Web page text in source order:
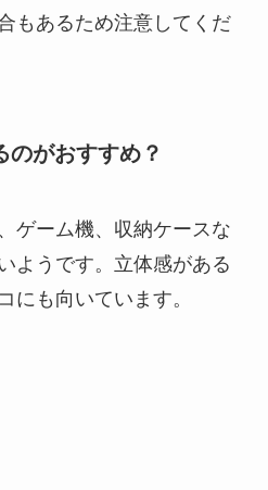
もあるため注意してくだ
のがおすすめ？
ゲーム機、収納ケースな
ようです。立体感がある
にも向いています。